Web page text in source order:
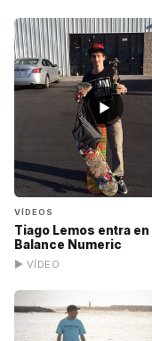
▶
VÍDEOS
Tiago Lemos entra en
Balance Numeric
▶ VÍDEO